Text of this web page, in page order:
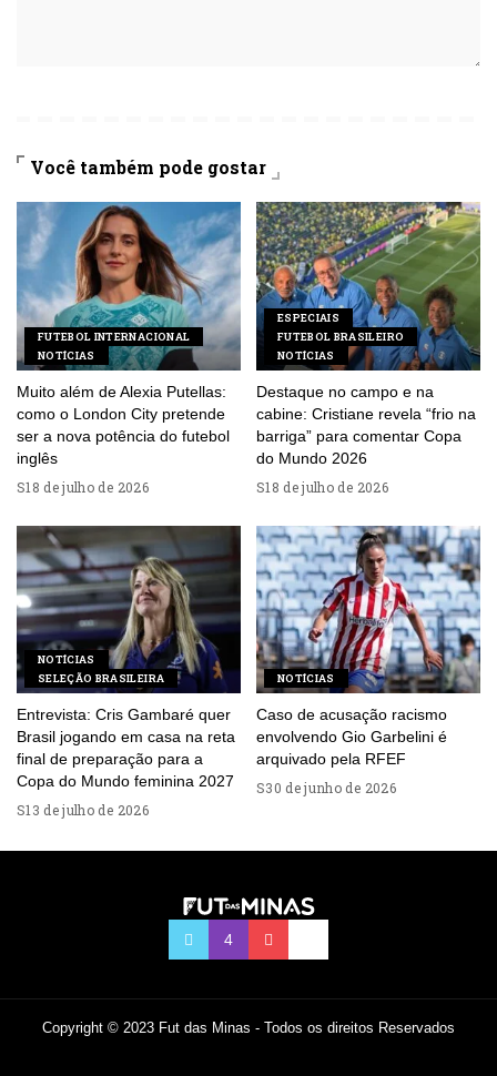
Você também pode gostar
FUTEBOL INTERNACIONAL
NOTÍCIAS
Muito além de Alexia Putellas:
como o London City pretende
ser a nova potência do futebol
inglês
18 de julho de 2026
ESPECIAIS
FUTEBOL BRASILEIRO
NOTÍCIAS
Destaque no campo e na
cabine: Cristiane revela “frio na
barriga” para comentar Copa
do Mundo 2026
18 de julho de 2026
NOTÍCIAS
SELEÇÃO BRASILEIRA
Entrevista: Cris Gambaré quer
Brasil jogando em casa na reta
final de preparação para a
Copa do Mundo feminina 2027
13 de julho de 2026
NOTÍCIAS
Caso de acusação racismo
envolvendo Gio Garbelini é
arquivado pela RFEF
30 de junho de 2026
Copyright © 2023 Fut das Minas - Todos os direitos Reservados